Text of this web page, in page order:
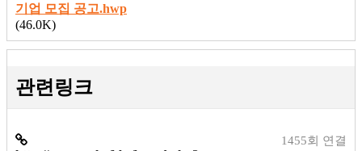
기업 모집 공고.hwp
(46.0K)
관련링크
1455회 연결